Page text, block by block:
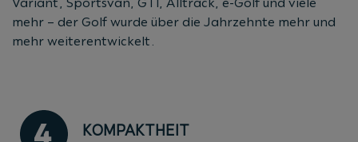
mehr – der Golf wurde über die Jahrzehnte mehr und
mehr weiterentwickelt.
KOMPAKTHEIT